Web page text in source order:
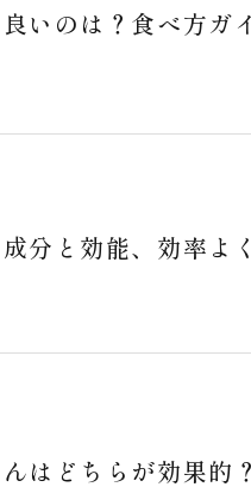
いのは？食べ方ガ
分と効能、効率よ
はどちらが効果的